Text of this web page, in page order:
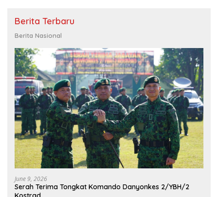
Berita Terbaru
Berita Nasional
June 9, 2026
Serah Terima Tongkat Komando Danyonkes 2/YBH/2